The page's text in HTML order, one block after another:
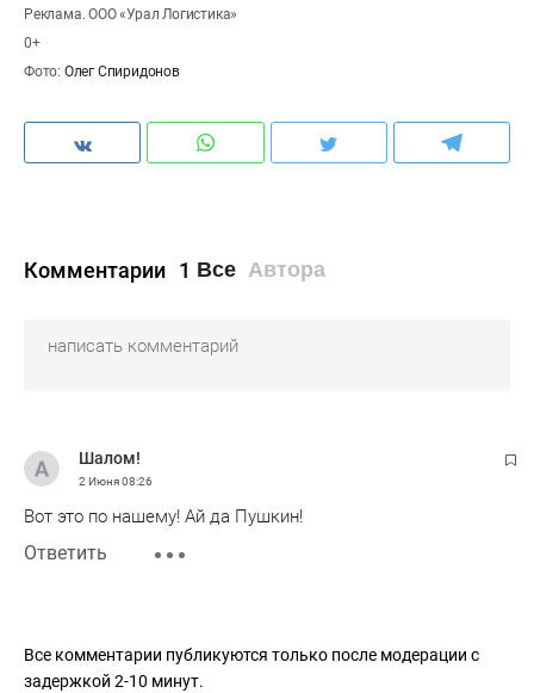
Реклама. ООО «Урал Логистика»
0+
Фото: Олег Спиридонов
Комментарии 1 Все Автора
Шалом!
2 Июня08:26
Вот это по нашему! Ай да Пушкин!
Ответить
Все комментарии публикуются только после модерации с
задержкой 2-10 минут.